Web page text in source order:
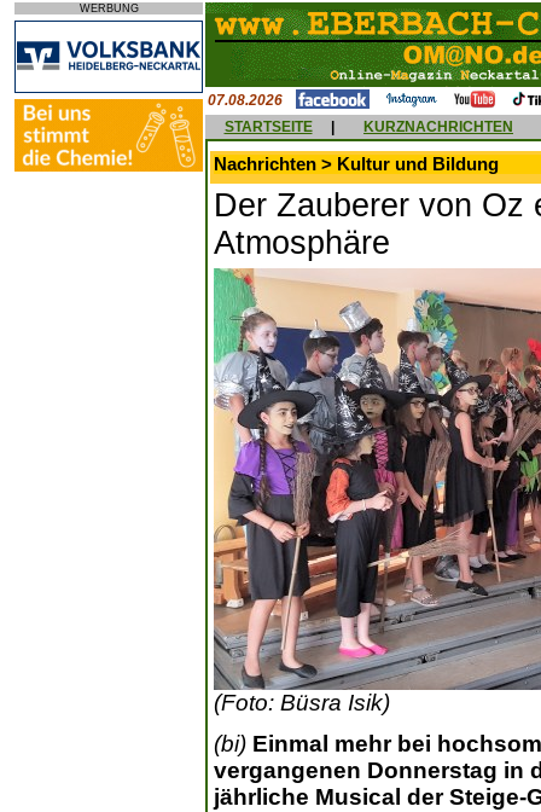
WERBUNG
07.08.2026
STARTSEITE
KURZNACHRICHTEN
Nachrichten > Kultur und Bildung
Der Zauberer von Oz
Atmosphäre
(Foto: Büsra Isik)
(bi) Einmal mehr bei
vergangenen Donnerstag in
jährliche Musical der Steige-